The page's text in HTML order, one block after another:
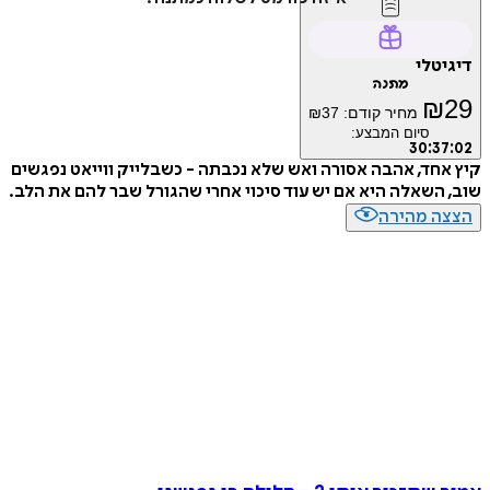
₪ מחיר קודם: ₪37
סיום המבצע:
30
אהבה אסורה ואש שלא נכבתה - כשבלייק ווייאט נפגשים
היא אם יש עוד סיכוי אחרי שהגורל שבר להם את הלב.
מהירה